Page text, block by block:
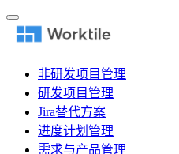
非研发项目管理
研发项目管理
Jira替代方案
进度计划管理
需求与产品管理